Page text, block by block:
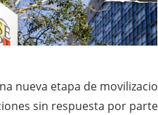
nueva etapa de
sin respuesta por